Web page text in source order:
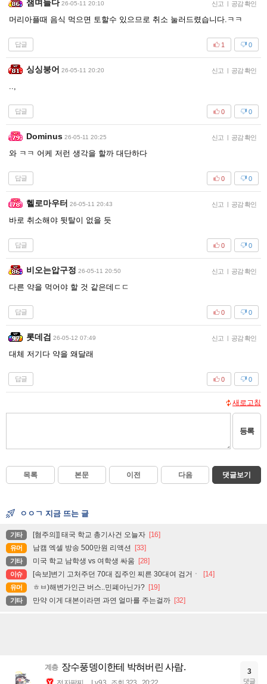
잼며들다 26-05-11 20:10 신고 | 공감 확인
머리아플때 음식 먹으면 토할수 있으므로 취소 눌러드렸습니다.ㅋㅋ
답글 0
1
싱싱붕어 26-05-11 20:20 신고 | 공감 확인
..,
답글 0
0
Dominus 26-05-11 20:25 신고 | 공감 확인
와 ㅋㅋ 어케 저런 생각을 할까 대단하다
답글 0
0
헬로마우터 26-05-11 20:43 신고 | 공감 확인
바로 취소해야 뒷탈이 없을 듯
답글 0
0
비오는압구정 26-05-11 20:50 신고 | 공감 확인
다른 약을 먹어야 할 것 같은데ㄷㄷ
답글 0
0
롯데검 26-05-12 07:49 신고 | 공감 확인
대체 저기다 약을 왜달래
답글 0
0
새로고침
등록
목록 본문 이전 다음 댓글보기
ㅇㅇㄱ 지금 뜨는 글
기타 [혐주의]] 태국 학교 총기사건 오늘자 [16]
유머 남캠 엑셀 방송 500만원 리액션 [33]
기타 미국 학교 남학생 vs 여학생 싸움 [28]
이슈 [속보]변기 고처주던 70대 집주인 찌른 30대여 검거ㆍ [14]
유머 ㅎㅂ)해변가인근 버스..민폐아닌가? [19]
기타 만약 이게 대본이라면 과연 얼마를 주는걸까 [32]
계층 장수풍뎅이한테 박혀버린 사람. 3
댓글